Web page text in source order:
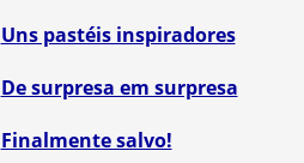
Uns pastéis inspiradores
De surpresa em surpresa
Finalmente salvo!